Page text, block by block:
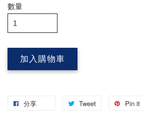
數量
加入購物車
分享 Tweet Pin it